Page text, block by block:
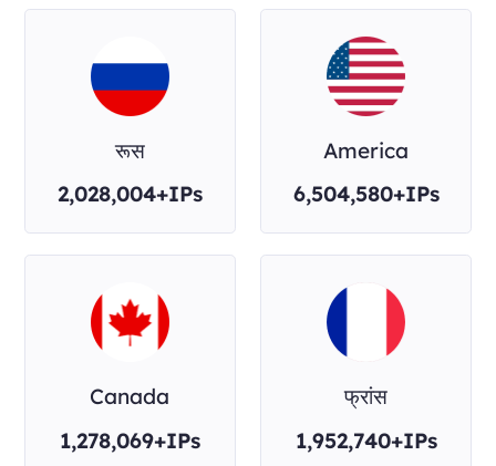
रूस
2,028,004+IPs
America
6,504,580+IPs
Canada
1,278,069+IPs
फ्रांस
1,952,740+IPs